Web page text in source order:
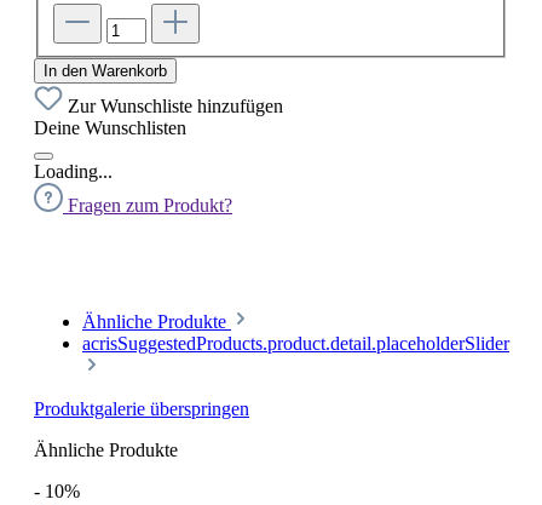
In den Warenkorb
Zur Wunschliste hinzufügen
Deine Wunschlisten
Loading...
Fragen zum Produkt?
Ähnliche Produkte
acrisSuggestedProducts.product.detail.placeholderSlider
Produktgalerie überspringen
Ähnliche Produkte
- 10%